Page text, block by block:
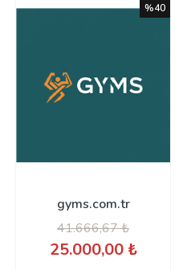
gyms.com.tr
41.666,67 ₺
25.000,00 ₺
%40